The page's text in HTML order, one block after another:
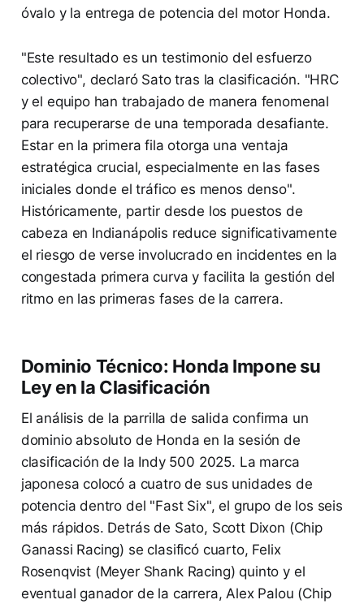
óvalo y la entrega de potencia del motor Honda.
"Este resultado es un testimonio del esfuerzo
colectivo", declaró Sato tras la clasificación. "HRC
y el equipo han trabajado de manera fenomenal
para recuperarse de una temporada desafiante.
Estar en la primera fila otorga una ventaja
estratégica crucial, especialmente en las fases
iniciales donde el tráfico es menos denso".
Históricamente, partir desde los puestos de
cabeza en Indianápolis reduce significativamente
el riesgo de verse involucrado en incidentes en la
congestada primera curva y facilita la gestión del
ritmo en las primeras fases de la carrera.
Dominio Técnico: Honda Impone su
Ley en la Clasificación
El análisis de la parrilla de salida confirma un
dominio absoluto de Honda en la sesión de
clasificación de la Indy 500 2025. La marca
japonesa colocó a cuatro de sus unidades de
potencia dentro del "Fast Six", el grupo de los seis
más rápidos. Detrás de Sato, Scott Dixon (Chip
Ganassi Racing) se clasificó cuarto, Felix
Rosenqvist (Meyer Shank Racing) quinto y el
eventual ganador de la carrera, Alex Palou (Chip